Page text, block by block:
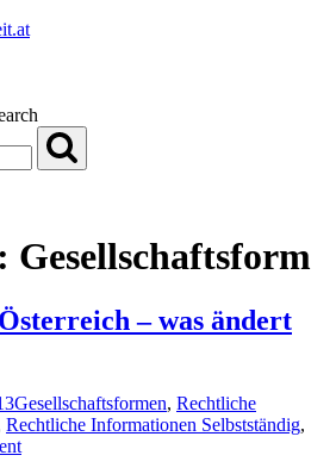
Gesellschaftsform
– was ändert
Gesellschaftsformen, Rechtliche
Rechtliche Informationen Selbstständig,